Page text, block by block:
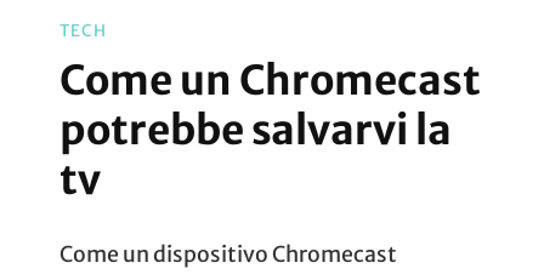
TECH
Come un Chromecast
potrebbe salvarvi la
tv
Come un dispositivo Chromecast